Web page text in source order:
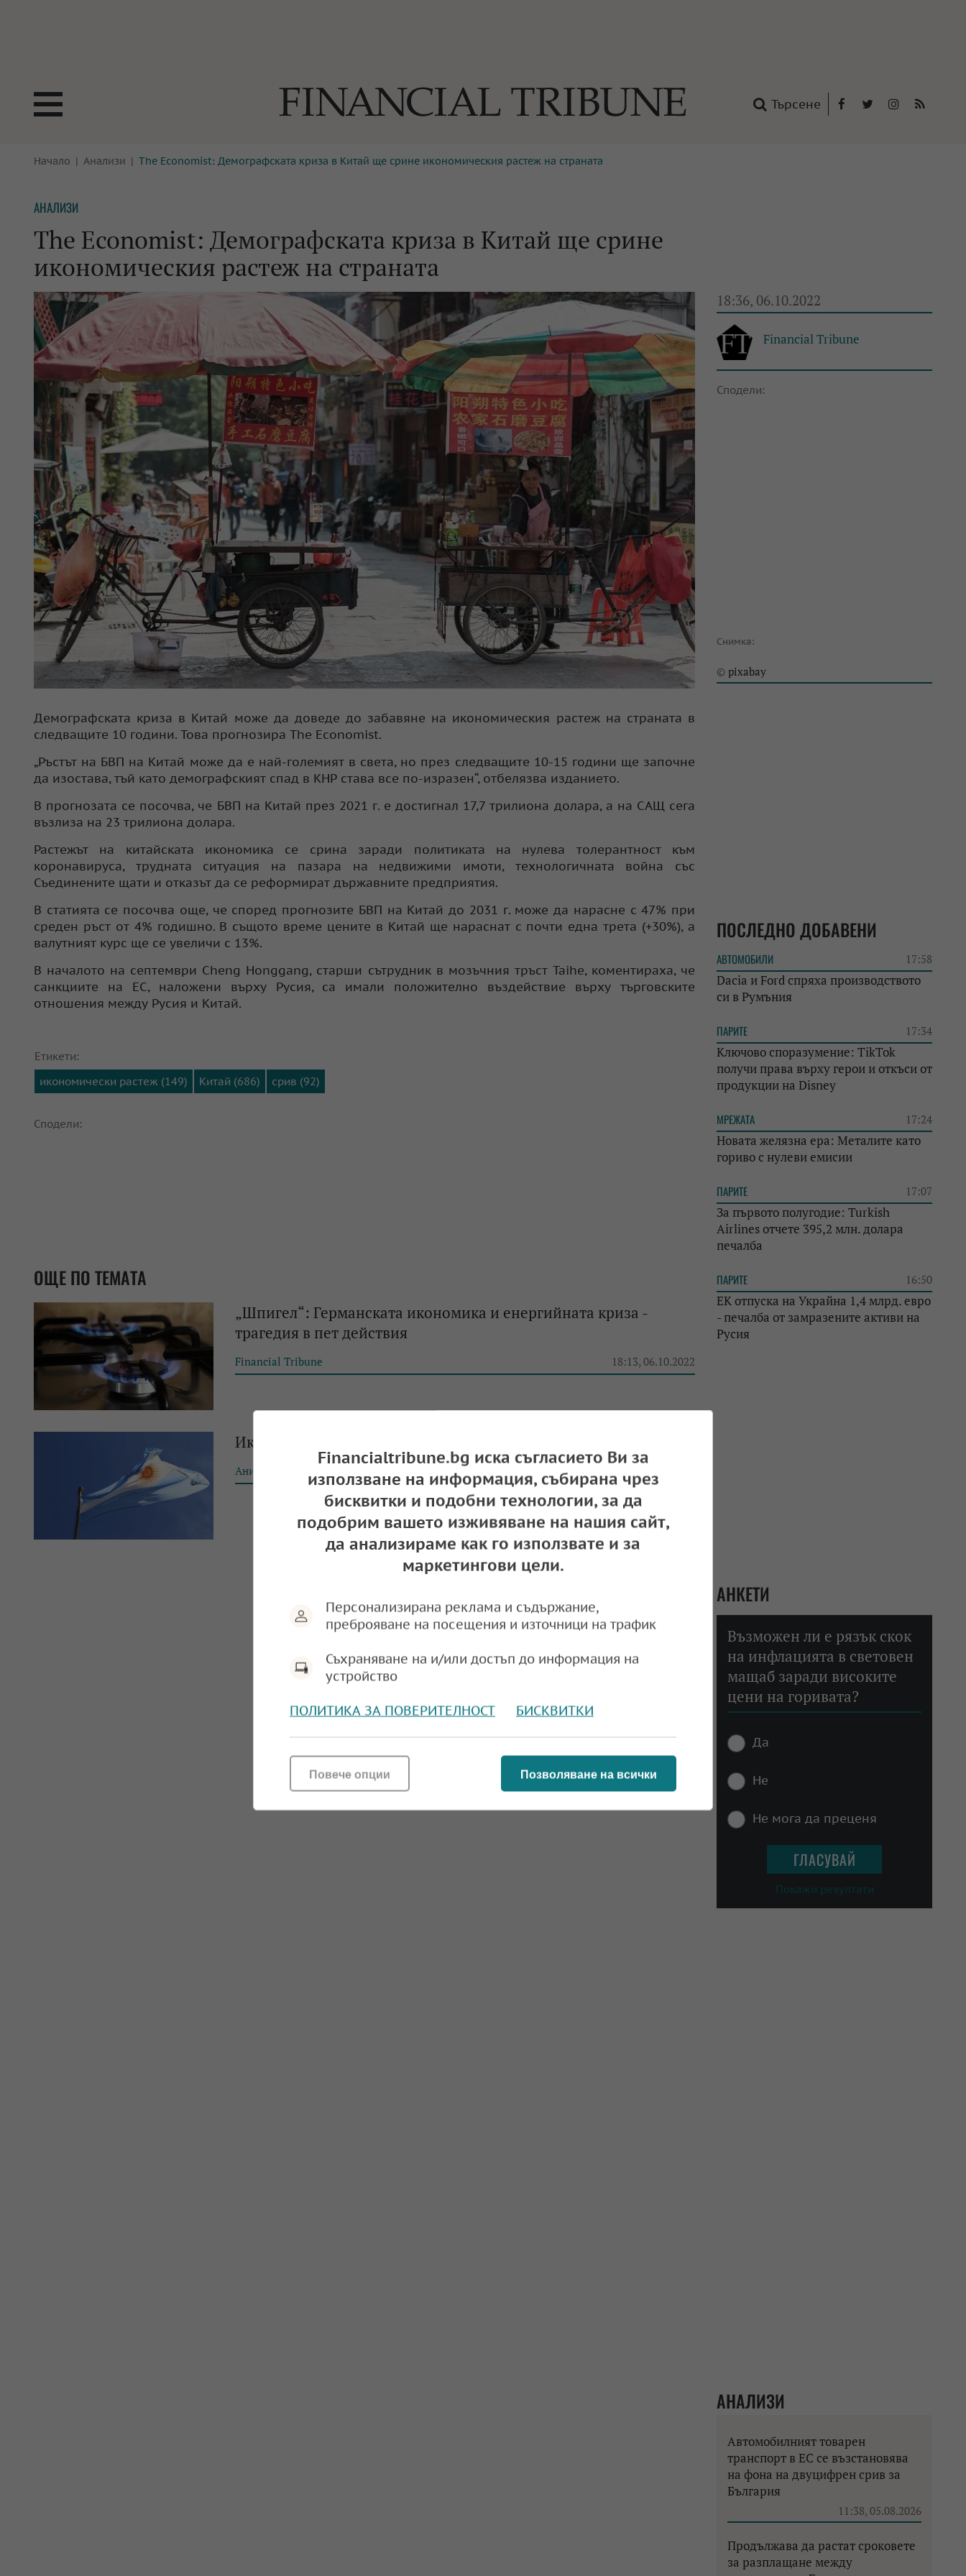
Търсене
БОРСИ
КРИПТО
БАНКИ
ПАРИТЕ
ЗАСТРАХОВАНЕ
ЕНЕРГЕТИКА
ТЕХНОЛОГИИ
МРЕЖАТА
ИМОТИ
АВТОМОБИЛИ
МУЛТИМЕДИЯ
За нас Реклама
Начало Анализи The Economist: Демографската криза в Китай ще срине икономическия растеж на страната
АНАЛИЗИ
The Economist: Демографската криза в Китай ще срине
икономическия растеж на страната
18:36, 06.10.2022
Financial Tribune
Сподели:
Снимка:
© pixabay
Демографската криза в Китай може да доведе до забавяне на икономическия растеж на страната в
следващите 10 години. Това прогнозира The Economist.
„Ръстът на БВП на Китай може да е най-големият в света, но през следващите 10-15 години ще започне
да изостава, тъй като демографският спад в КНР става все по-изразен“, отбелязва изданието.
В прогнозата се посочва, че БВП на Китай през 2021 г. е достигнал 17,7 трилиона долара, а на САЩ сега
възлиза на 23 трилиона долара.
Растежът на китайската икономика се срина заради политиката на нулева толерантност към
коронавируса, трудната ситуация на пазара на недвижими имоти, технологичната война със
Съединените щати и отказът да се реформират държавните предприятия.
В статията се посочва още, че според прогнозите БВП на Китай до 2031 г. може да нарасне с 47% при
среден ръст от 4% годишно. В същото време цените в Китай ще нараснат с почти една трета (+30%), а
валутният курс ще се увеличи с 13%.
В началото на септември Cheng Honggang, старши сътрудник в мозъчния тръст Taihe, коментираха, че
санкциите на ЕС, наложени върху Русия, са имали положително въздействие върху търговските
отношения между Русия и Китай.
Етикети:
икономически растеж (149)
Китай (686) срив (92)
Сподели:
ОЩЕ ПО ТЕМАТА
„Шпигел“: Германската икономика и енергийната криза -
трагедия в пет действия
Financial Tribune 18:13, 06.10.2022
Икономисти: Инфлацията в Аржентина може да достигне 95%
Аника Димитрова
ПОСЛЕДНО ДОБАВЕНИ
АВТОМОБИЛИ 17:58
Dacia и Ford спряха производството
си в Румъния
ПАРИТЕ 17:34
Ключово споразумение: TikTok
получи права върху герои и откъси от
продукции на Disney
МРЕЖАТА 17:24
Новата желязна ера: Металите като
гориво с нулеви емисии
ПАРИТЕ 17:07
За първото полугодие: Turkish
Airlines отчете 395,2 млн. долара
печалба
ПАРИТЕ 16:50
ЕК отпуска на Украйна 1,4 млрд. евро
- печалба от замразените активи на
Русия
АНКЕТИ
Възможен ли е рязък скок
на инфлацията в световен
мащаб заради високите
цени на горивата?
Да
Не
Не мога да преценя
Покажи резултати
АНАЛИЗИ
Автомобилният товарен
транспорт в ЕС се възстановява
на фона на двуцифрен срив за
България
11:38, 05.08.2026
Продължава да растат сроковете
за разплащане между
Financialtribune.bg иска съгласието Ви за
използване на информация, събирана чрез
бисквитки и подобни технологии, за да
подобрим вашето изживяване на нашия сайт,
да анализираме как го използвате и за
маркетингови цели.
Персонализирана реклама и съдържание,
преброяване на посещения и източници на трафик
Съхраняване на и/или достъп до информация на
устройство
ПОЛИТИКА ЗА ПОВЕРИТЕЛНОСТ БИСКВИТКИ
Позволяване на всички
Повече опции